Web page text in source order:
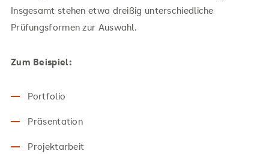
Insgesamt stehen etwa dreißig unterschiedliche
Prüfungsformen zur Auswahl.
Zum Beispiel:
Portfolio
Präsentation
Projektarbeit